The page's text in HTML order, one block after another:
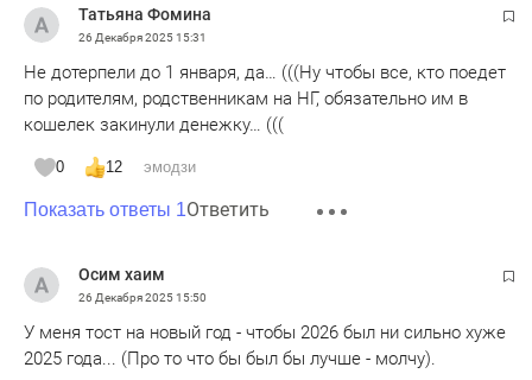
Татьяна Фомина
26 Декабря 202515:31
Не дотерпели до 1 января, да… (((Ну чтобы все, кто поедет
по родителям, родственникам на НГ, обязательно им в
кошелек закинули денежку… (((
0 12 эмодзи
Показать ответы 1Ответить
Осим хаим
26 Декабря 202515:50
У меня тост на новый год - чтобы 2026 был ни сильно хуже
2025 года... (Про то что бы был бы лучше - молчу).